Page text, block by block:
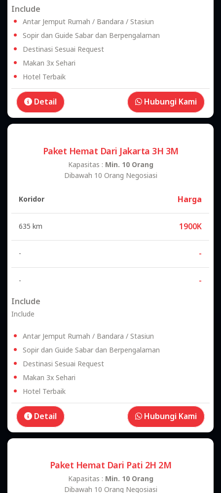
Include
Antar Jemput Rumah / Bandara / Stasiun
Sopir dan Guide Sabar dan Berpengalaman
Destinasi Sesuai Request
Makan 3x Sehari
Hotel Terbaik
Detail Hubungi Kami
Paket Hemat Dari Jakarta 3H 3M
Dibawah 10 Orang Negosiasi
Koridor
Harga